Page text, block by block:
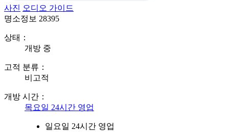
사진 오디오 가이드
명소정보 28395
상태：
개방 중
고적 분류：
비고적
개방 시간：
목요일 24시간 영업
일요일 24시간 영업